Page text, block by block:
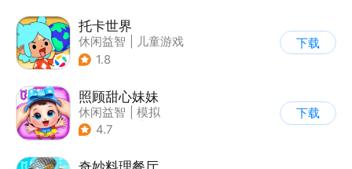
托卡世界
休闲益智
儿童游戏
1.8
下载
照顾甜心妹妹
休闲益智
模拟
| 宝宝巴士
4.7
下载